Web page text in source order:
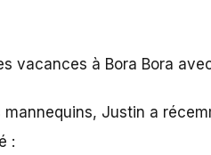
vacances à Bora Bora
Justin a
: